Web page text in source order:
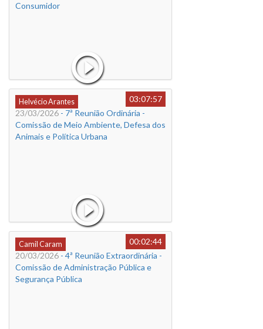
Consumidor
Helvécio Arantes
03:07:57
23/03/2026 - 7ª Reunião Ordinária -
Comissão de Meio Ambiente, Defesa dos
Animais e Política Urbana
Camil Caram
00:02:44
20/03/2026 - 4ª Reunião Extraordinária -
Comissão de Administração Pública e
Segurança Pública